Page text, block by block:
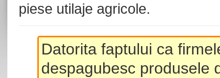
piese utilaje agricole.
Datorita faptului ca
despagubesc produsele